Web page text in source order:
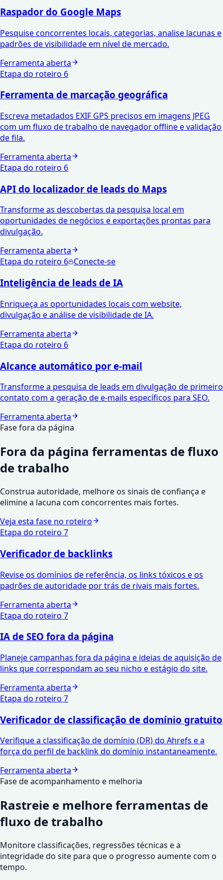
Raspador do Google Maps
Pesquise concorrentes locais, categorias, analise lacunas e
padrões de visibilidade em nível de mercado.
Ferramenta aberta
Etapa do roteiro 6
Ferramenta de marcação geográfica
Escreva metadados EXIF ​​GPS precisos em imagens JPEG
com um fluxo de trabalho de navegador offline e validação
de fila.
Ferramenta aberta
Etapa do roteiro 6
API do localizador de leads do Maps
Transforme as descobertas da pesquisa local em
oportunidades de negócios e exportações prontas para
divulgação.
Ferramenta aberta
Etapa do roteiro 6 Conecte-se
Inteligência de leads de IA
Enriqueça as oportunidades locais com website,
divulgação e análise de visibilidade de IA.
Ferramenta aberta
Etapa do roteiro 6
Alcance automático por e-mail
Transforme a pesquisa de leads em divulgação de primeiro
contato com a geração de e-mails específicos para SEO.
Ferramenta aberta
Fase fora da página
Fora da página ferramentas de fluxo
de trabalho
Construa autoridade, melhore os sinais de confiança e
elimine a lacuna com concorrentes mais fortes.
Veja esta fase no roteiro
Etapa do roteiro 7
Verificador de backlinks
Revise os domínios de referência, os links tóxicos e os
padrões de autoridade por trás de rivais mais fortes.
Ferramenta aberta
Etapa do roteiro 7
IA de SEO fora da página
Planeje campanhas fora da página e ideias de aquisição de
links que correspondam ao seu nicho e estágio do site.
Ferramenta aberta
Etapa do roteiro 7
Verificador de classificação de domínio gratuito
Verifique a classificação de domínio (DR) do Ahrefs e a
força do perfil de backlink do domínio instantaneamente.
Ferramenta aberta
Fase de acompanhamento e melhoria
Rastreie e melhoreferramentas de
fluxo de trabalho
Monitore classificações, regressões técnicas e a
integridade do site para que o progresso aumente com o
tempo.